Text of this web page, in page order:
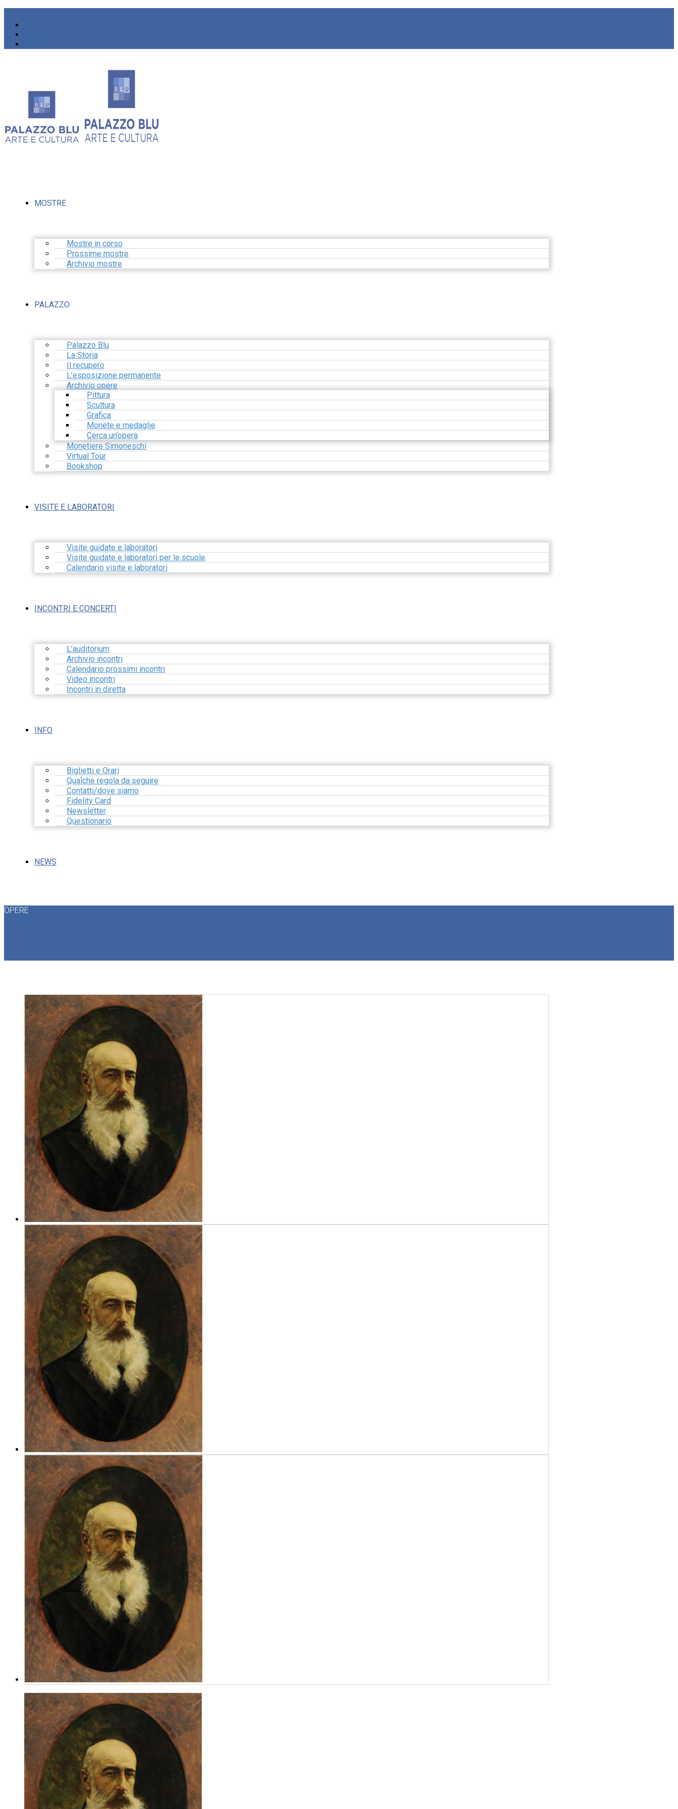
MOSTRE
Mostre in corso
Prossime mostre
Archivio mostre
PALAZZO
Palazzo Blu
La Storia
Il recupero
L’esposizione permanente
Archivio opere
Pittura
Scultura
Grafica
Monete e medaglie
Cerca un’opera
Monetiere Simoneschi
Virtual Tour
Bookshop
VISITE E LABORATORI
Visite guidate e laboratori
Visite guidate e laboratori per le scuole
Calendario visite e laboratori
INCONTRI E CONCERTI
L’auditorium
Archivio incontri
Calendario prossimi incontri
Video incontri
Incontri in diretta
INFO
Biglietti e Orari
Qualche regola da seguire
Contatti/dove siamo
Fidelity Card
Newsletter
Questionario
NEWS
OPERE